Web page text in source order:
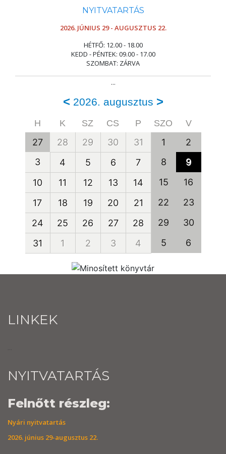
NYITVATARTÁS
2026. JÚNIUS 29 - AUGUSZTUS 22.
HÉTFŐ: 12.00 - 18.00
KEDD - PÉNTEK: 09.00 - 17.00
SZOMBAT: ZÁRVA
...
< 2026. augusztus >
H K SZ CS P SZO V
27 28 29 30 31 1
2
3
4 5 6 7 8
9
10
11 12 13 14 15
16
17
18 19 20 21 22
23
24
25 26 27 28 29
30
31
1 2 3 4 5 6
LINKEK
...
NYITVATARTÁS
Felnőtt részleg:
Nyári nyitvatartás
2026. június 29-augusztus 22.